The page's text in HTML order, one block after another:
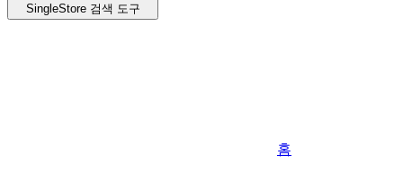
SingleStore 검색 도구
홈